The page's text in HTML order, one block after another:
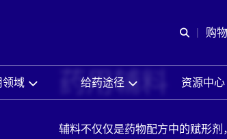
Open
购
领域 给药途径 资源中心
药用辅料
辅料不仅仅是药物配方中的赋形